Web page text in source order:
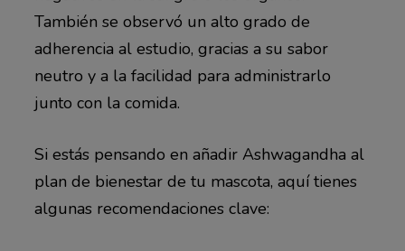
También se observó un alto grado de
adherencia al estudio, gracias a su sabor
neutro y a la facilidad para administrarlo
junto con la comida.
Si estás pensando en añadir Ashwagandha al
plan de bienestar de tu mascota, aquí tienes
algunas recomendaciones clave: